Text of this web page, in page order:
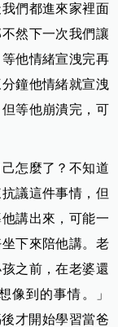
們都進來家裡面
然下一次我們讓
他情緒宣洩完再
鐘他情緒就宣洩
等他崩潰完，可
怎麼了？不知道
議這件事情，但
講出來，可能一
下來陪他講。老
之前，在老婆還
像到的事情。」
才開始學習當爸